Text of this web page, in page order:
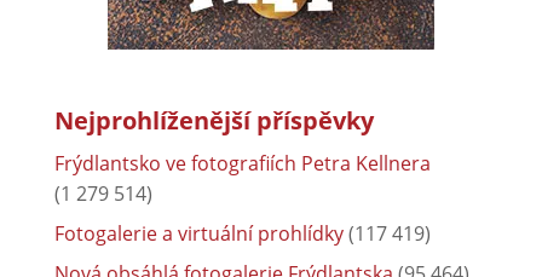
Nejprohlíženější příspěvky
Frýdlantsko ve fotografiích Petra Kellnera
(1 279 514)
Fotogalerie a virtuální prohlídky(117 419)